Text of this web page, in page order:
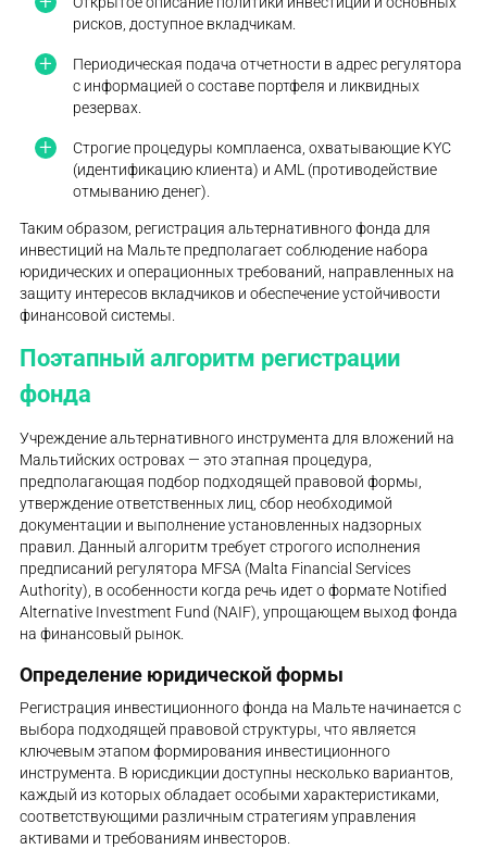
рисков, доступное вкладчикам.
Периодическая подача отчетности в адрес регулятора
с информацией о составе портфеля и ликвидных
резервах.
Строгие процедуры комплаенса, охватывающие KYC
(идентификацию клиента) и AML (противодействие
отмыванию денег).
Таким образом, регистрация альтернативного фонда для
инвестиций на Мальте предполагает соблюдение набора
юридических и операционных требований, направленных на
защиту интересов вкладчиков и обеспечение устойчивости
финансовой системы.
Поэтапный алгоритм регистрации
фонда
Учреждение альтернативного инструмента для вложений на
Мальтийских островах — это этапная процедура,
предполагающая подбор подходящей правовой формы,
утверждение ответственных лиц, сбор необходимой
документации и выполнение установленных надзорных
правил. Данный алгоритм требует строгого исполнения
предписаний регулятора MFSA (Malta Financial Services
Authority), в особенности когда речь идет о формате Notified
Alternative Investment Fund (NAIF), упрощающем выход фонда
на финансовый рынок.
Определение юридической формы
Регистрация инвестиционного фонда на Мальте начинается с
выбора подходящей правовой структуры, что является
ключевым этапом формирования инвестиционного
инструмента. В юрисдикции доступны несколько вариантов,
каждый из которых обладает особыми характеристиками,
соответствующими различным стратегиям управления
активами и требованиям инвесторов.